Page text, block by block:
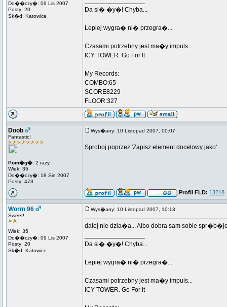
Do��czy�: 09 Lis 2007
Posty: 20
Sk�d: Katowice
Da si� �y�! Chyba...
Lepiej wygra� ni� przegra�...
Czasami potrzebny jest ma�y impuls...
ICY TOWER. Go For It
My Records:
COMBO:65
SCORE8229
FLOOR:327
Doob
Fantastic!
Pom�g�: 2 razy
Wiek: 35
Do��czy�: 18 Sie 2007
Posty: 473
Wys�any: 10 Listopad 2007, 00:07
Sproboj poprzez 'Zapisz element docelowy jako'
Profil FLD: 13218
Worm 96
Sweet!
Wiek: 35
Do��czy�: 09 Lis 2007
Posty: 20
Sk�d: Katowice
Wys�any: 10 Listopad 2007, 10:13
dalej nie dzia�a... Albo dobra sam sobie
Da si� �y�! Chyba...
Lepiej wygra� ni� przegra�...
Czasami potrzebny jest ma�y impuls...
ICY TOWER. Go For It